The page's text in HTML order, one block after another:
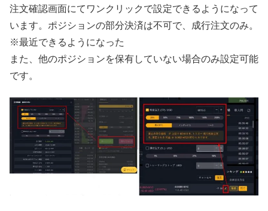
注文確認画面にてワンクリックで設定できるようになって
います。ポジションの部分決済は不可で、成行注文のみ。
※最近できるようになった
また、他のポジションを保有していない場合のみ設定可能
です。